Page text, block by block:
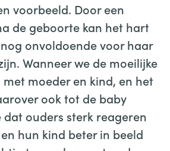
voorbeeld. Door een
de geboorte kan het hart
onvoldoende voor haar
Wanneer we de moeilijke
moeder en kind, en het
ook tot de baby
dat ouders sterk reageren
hun kind beter in beeld